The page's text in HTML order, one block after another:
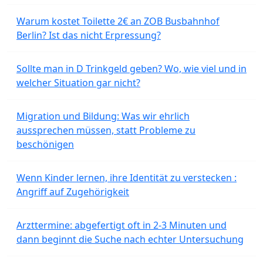
Warum kostet Toilette 2€ an ZOB Busbahnhof
Berlin? Ist das nicht Erpressung?
Sollte man in D Trinkgeld geben? Wo, wie viel und in
welcher Situation gar nicht?
Migration und Bildung: Was wir ehrlich
aussprechen müssen, statt Probleme zu
beschönigen
Wenn Kinder lernen, ihre Identität zu verstecken :
Angriff auf Zugehörigkeit
Arzttermine: abgefertigt oft in 2-3 Minuten und
dann beginnt die Suche nach echter Untersuchung